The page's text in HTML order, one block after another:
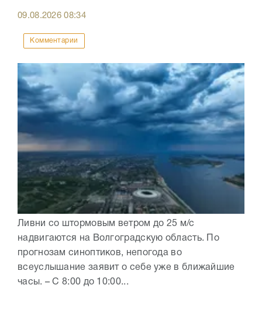
09.08.202608:34
Комментарии
Ливни со штормовым ветром до 25 м/с
надвигаются на Волгоградскую область. По
прогнозам синоптиков, непогода во
всеуслышание заявит о себе уже в ближайшие
часы. – С 8:00 до 10:00...